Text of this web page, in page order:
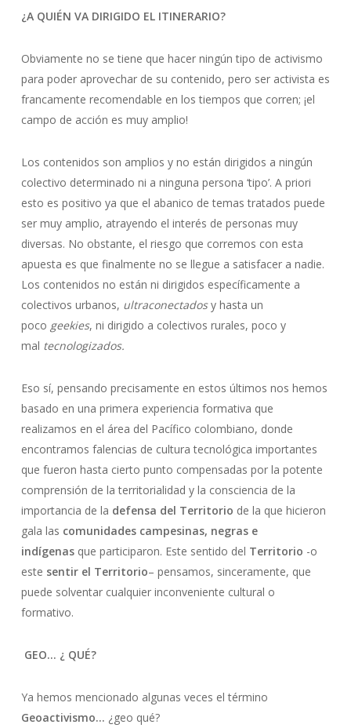
¿A QUIÉN VA DIRIGIDO EL ITINERARIO?
Obviamente no se tiene que hacer ningún tipo de activismo
para poder aprovechar de su contenido, pero ser activista es
francamente recomendable en los tiempos que corren; ¡el
campo de acción es muy amplio!
Los contenidos son amplios y no están dirigidos a ningún
colectivo determinado ni a ninguna persona ‘tipo’. A priori
esto es positivo ya que el abanico de temas tratados puede
ser muy amplio, atrayendo el interés de personas muy
diversas. No obstante, el riesgo que corremos con esta
apuesta es que finalmente no se llegue a satisfacer a nadie.
Los contenidos no están ni dirigidos específicamente a
colectivos urbanos, ultraconectadosy hasta un
poco geekies, ni dirigido a colectivos rurales, poco y
mal tecnologizados.
Eso sí, pensando precisamente en estos últimos nos hemos
basado en una primera experiencia formativa que
realizamos en el área del Pacífico colombiano, donde
encontramos falencias de cultura tecnológica importantes
que fueron hasta cierto punto compensadas por la potente
comprensión de la territorialidad y la consciencia de la
importancia de la defensa del Territorio de la que hicieron
gala las comunidades campesinas, negras e
indígenasque participaron. Este sentido del Territorio -o
este sentir el Territorio– pensamos, sinceramente, que
puede solventar cualquier inconveniente cultural o
formativo.
GEO… ¿ QUÉ?
Ya hemos mencionado algunas veces el término
Geoactivismo… ¿geo qué?